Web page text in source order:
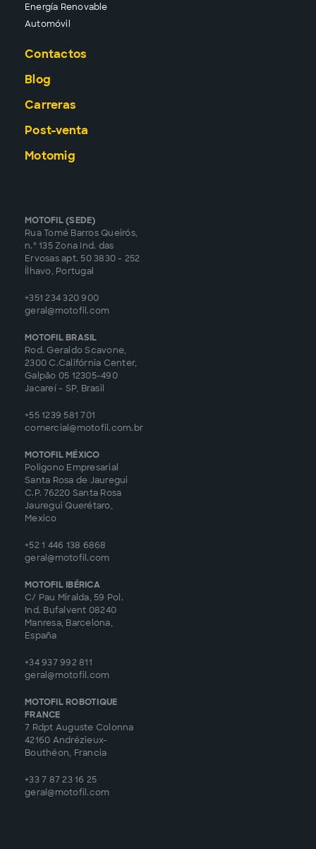
Energía Renovable
Automóvil
Contactos
Blog
Carreras
Post-venta
Motomig
MOTOFIL (SEDE)
Rua Tomé Barros Queirós,
n.º 135 Zona Ind. das
Ervosas apt. 50 3830 - 252
Ílhavo, Portugal
+351 234 320 900
geral@motofil.com
MOTOFIL BRASIL
Rod. Geraldo Scavone,
2300 C.Califórnia Center,
Galpão 05 12305-490
Jacareí - SP, Brasil
+55 1239 581 701
comercial@motofil.com.br
MOTOFIL MÉXICO
Poligono Empresarial
Santa Rosa de Jauregui
C.P. 76220 Santa Rosa
Jauregui Querétaro,
Mexico
+52 1 446 138 6868
geral@motofil.com
MOTOFIL IBÉRICA
C/ Pau Miralda, 59 Pol.
Ind. Bufalvent 08240
Manresa, Barcelona,
España
+34 937 992 811
geral@motofil.com
MOTOFIL ROBOTIQUE
FRANCE
7 Rdpt Auguste Colonna
42160 Andrézieux-
Bouthéon, Francia
+33 7 87 23 16 25
geral@motofil.com